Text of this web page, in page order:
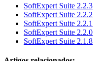
SoftExpert Suite 2.2.3
SoftExpert Suite 2.2.2
SoftExpert Suite 2.2.1
SoftExpert Suite 2.2.0
SoftExpert Suite 2.1.8